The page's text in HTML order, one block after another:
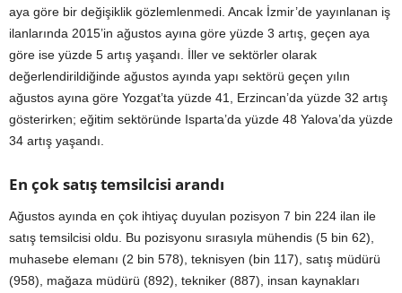
aya göre bir değişiklik gözlemlenmedi. Ancak İzmir’de yayınlanan iş
ilanlarında 2015’in ağustos ayına göre yüzde 3 artış, geçen aya
göre ise yüzde 5 artış yaşandı. İller ve sektörler olarak
değerlendirildiğinde ağustos ayında yapı sektörü geçen yılın
ağustos ayına göre Yozgat’ta yüzde 41, Erzincan’da yüzde 32 artış
gösterirken; eğitim sektöründe Isparta’da yüzde 48 Yalova’da yüzde
34 artış yaşandı.
En çok satış temsilcisi arandı
Ağustos ayında en çok ihtiyaç duyulan pozisyon 7 bin 224 ilan ile
satış temsilcisi oldu. Bu pozisyonu sırasıyla mühendis (5 bin 62),
muhasebe elemanı (2 bin 578), teknisyen (bin 117), satış müdürü
(958), mağaza müdürü (892), tekniker (887), insan kaynakları